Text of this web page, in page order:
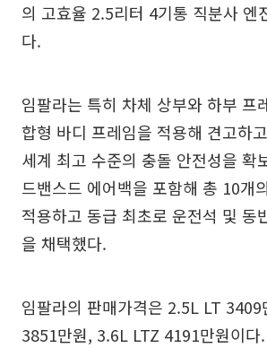
의 고효율 2.5리터 4기통 직분사 엔
다.
임팔라는 특히 차체 상부와 하부 프
합형 바디 프레임을 적용해 견고하
세계 최고 수준의 충돌 안전성을 확
드밴스드 에어백을 포함해 총 10개
적용하고 동급 최초로 운전석 및 동
을 채택했다.
임팔라의 판매가격은 2.5L LT
3851만원, 3.6L LTZ 4191만원이다.